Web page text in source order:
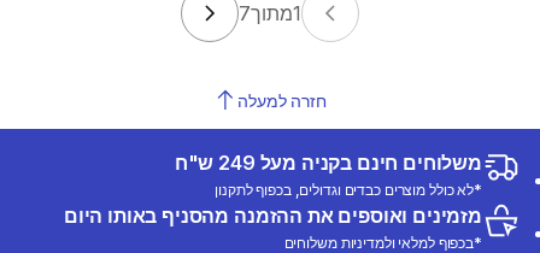
1מתוך7
חזרה למעלה
משלוחים חינם בקניה מעל 249 ש"ח
*לא כולל מוצרים כבדים וגדולים, בכפוף לתקנון
מזמינים ואוספים את ההזמנה מהסניף באותו היום
*בכפוף למלאי ולמדיניות משלוחים